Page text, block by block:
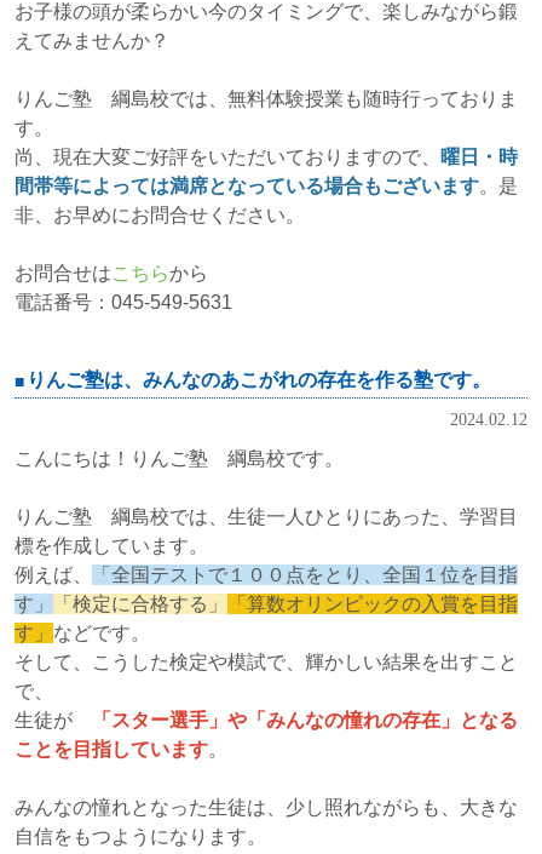
お子様の頭が柔らかい今のタイミングで、楽しみながら鍛
えてみませんか？
りんご塾 綱島校では、無料体験授業も随時行っておりま
す。
尚、現在大変ご好評をいただいておりますので、
曜日・時
間帯等によっては満席となっている場合もございます。是
非、お早めにお問合せください。
お問合せはこちらから
電話番号：045-549-5631
りんご塾は、みんなのあこがれの存在を作る塾です。
2024.02.12
こんにちは！りんご塾 綱島校です。
りんご塾 綱島校では、生徒一人ひとりにあった、学習目
標を作成しています。
例えば、
「全国テストで１００点をとり、全国１位を目指
す」
「検定に合格する」
「算数オリンピックの入賞を目指
す」 などです。
そして、こうした検定や模試で、輝かしい結果を出すこと
で、
生徒が
「スター選手」や「みんなの憧れの存在」となる
ことを目指しています。
みんなの憧れとなった生徒は、少し照れながらも、大きな
自信をもつようになります。